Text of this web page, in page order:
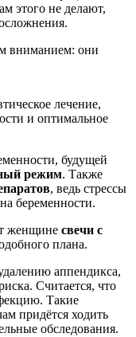
этого не делают,
вниманием: они
лечение,
и оптимальное
будущей
режим. Также
, ведь стрессы
беременности.
женщине свечи с
плана.
аппендикса,
Считается, что
Такие
придётся ходить
обследования.